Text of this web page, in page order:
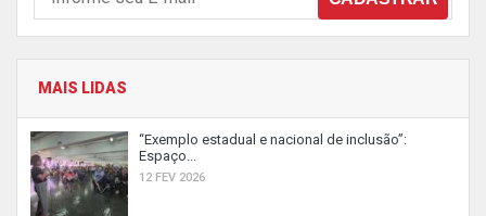
MAIS LIDAS
“Exemplo estadual e nacional de inclusão”:
Espaço...
12 FEV 2026